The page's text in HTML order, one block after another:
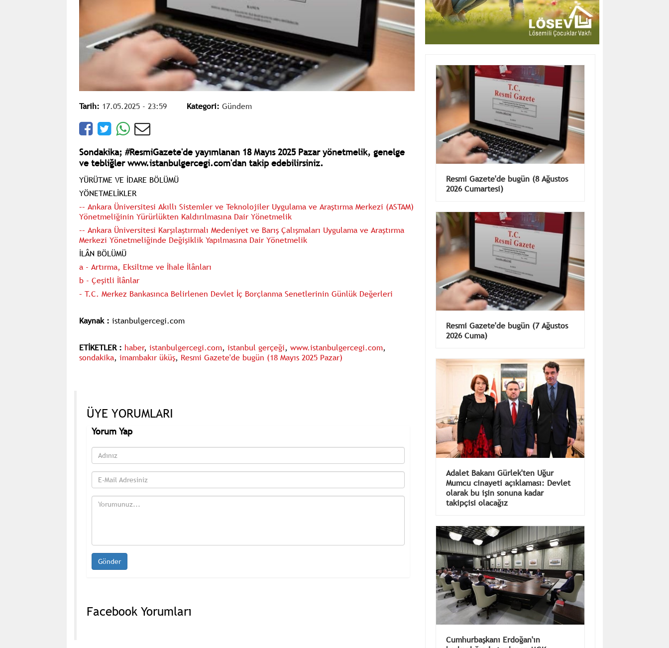
Tarih: 17.05.2025 - 23:59 Kategori: Gündem
Sondakika; #ResmiGazete'de yayımlanan 18 Mayıs 2025 Pazar yönetmelik, genelge
ve tebliğler www.istanbulgercegi.com'dan takip edebilirsiniz.
YÜRÜTME VE İDARE BÖLÜMÜ
YÖNETMELİKLER
–– Ankara Üniversitesi Akıllı Sistemler ve Teknolojiler Uygulama ve Araştırma Merkezi (ASTAM)
Yönetmeliğinin Yürürlükten Kaldırılmasına Dair Yönetmelik
–– Ankara Üniversitesi Karşılaştırmalı Medeniyet ve Barış Çalışmaları Uygulama ve Araştırma
Merkezi Yönetmeliğinde Değişiklik Yapılmasına Dair Yönetmelik
İLÂN BÖLÜMÜ
a - Artırma, Eksiltme ve İhale İlânları
b - Çeşitli İlânlar
– T.C. Merkez Bankasınca Belirlenen Devlet İç Borçlanma Senetlerinin Günlük Değerleri
Kaynak : istanbulgercegi.com
ETİKETLER : haber, istanbulgercegi.com, istanbul gerçeği, www.istanbulgercegi.com,
sondakika, imambakır üküş, Resmi Gazete'de bugün (18 Mayıs 2025 Pazar)
ÜYE YORUMLARI
Yorum Yap
Facebook Yorumları
Resmi Gazete'de bugün (8 Ağustos
Resmi Gazete'de bugün (7 Ağustos
Adalet Bakanı Gürlek'ten Uğur
Mumcu cinayeti açıklaması: Devlet
olarak bu işin sonuna kadar